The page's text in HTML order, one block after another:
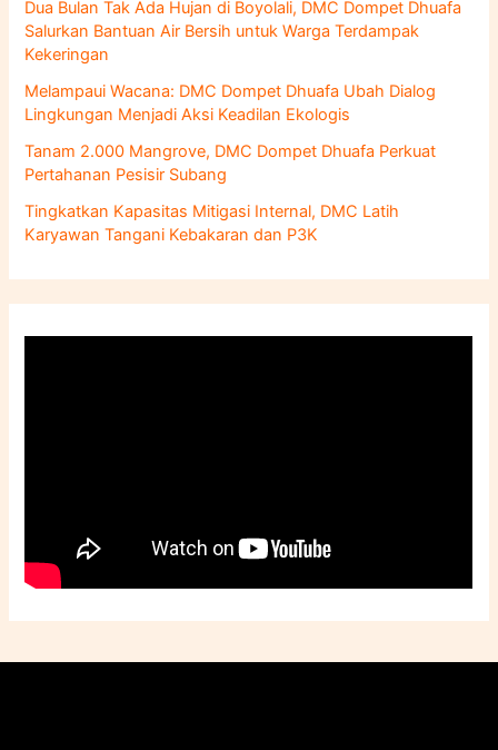
:
Dua Bulan Tak Ada Hujan di Boyolali, DMC Dompet Dhuafa
Salurkan Bantuan Air Bersih untuk Warga Terdampak
Kekeringan
Melampaui Wacana: DMC Dompet Dhuafa Ubah Dialog
Lingkungan Menjadi Aksi Keadilan Ekologis
Tanam 2.000 Mangrove, DMC Dompet Dhuafa Perkuat
Pertahanan Pesisir Subang
Tingkatkan Kapasitas Mitigasi Internal, DMC Latih
Karyawan Tangani Kebakaran dan P3K